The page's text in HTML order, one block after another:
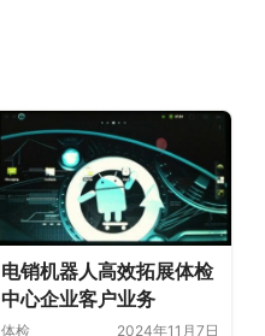
电销机器人高效拓展体检
中心企业客户业务
体检 2024年11月7日